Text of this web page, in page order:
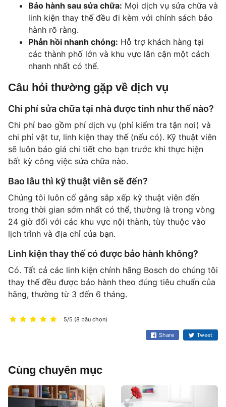
Bảo hành sau sửa chữa: Mọi dịch vụ sửa chữa và
linh kiện thay thế đều đi kèm với chính sách bảo
hành rõ ràng.
Phản hồi nhanh chóng: Hỗ trợ khách hàng tại
các thành phố lớn và khu vực lân cận một cách
nhanh nhất có thể.
Câu hỏi thường gặp về dịch vụ
Chi phí sửa chữa tại nhà được tính như thế nào?
Chi phí bao gồm phí dịch vụ (phí kiểm tra tận nơi) và
chi phí vật tư, linh kiện thay thế (nếu có). Kỹ thuật viên
sẽ luôn báo giá chi tiết cho bạn trước khi thực hiện
bất kỳ công việc sửa chữa nào.
Bao lâu thì kỹ thuật viên sẽ đến?
Chúng tôi luôn cố gắng sắp xếp kỹ thuật viên đến
trong thời gian sớm nhất có thể, thường là trong vòng
24 giờ đối với các khu vực nội thành, tùy thuộc vào
lịch trình và địa chỉ của bạn.
Linh kiện thay thế có được bảo hành không?
Có. Tất cả các linh kiện chính hãng Bosch do chúng tôi
thay thế đều được bảo hành theo đúng tiêu chuẩn của
hãng, thường từ 3 đến 6 tháng.
5/5 (8 bầu chọn)
Share Tweet
Cùng chuyên mục